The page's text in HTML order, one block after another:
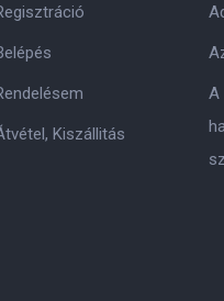
Kiszállitás
A